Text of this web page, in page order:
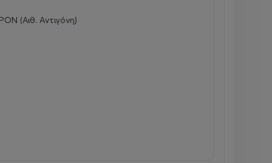
ισοδύναμο μιας μουσικής επένδυσης
συνεργάστηκαν με τον διάσημο
φωτός και γλυπτικής ομίχλης. Το φως αποκτά
συναυλίας και κινηματογράφου, καθιστώντας
(Αιθ. Αντιγόνη)